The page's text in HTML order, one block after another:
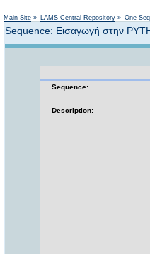
Main Site » LAMS Central Repository » One
Sequence: Εισαγωγή στην
Sequence:
Description: